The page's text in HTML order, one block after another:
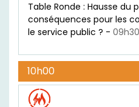
Table Ronde : Hausse du
conséquences pour les
le service public ? -
10h00